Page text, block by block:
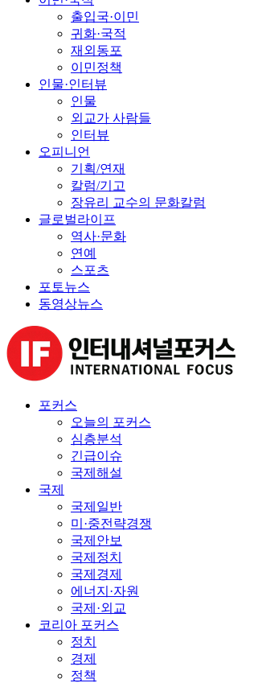
출입국·이민
귀화·국적
재외동포
이민정책
인물·인터뷰
인물
외교가 사람들
인터뷰
오피니언
기획/연재
칼럼/기고
장유리 교수의 문화칼럼
글로벌라이프
역사·문화
연예
스포츠
포토뉴스
동영상뉴스
포커스
오늘의 포커스
심층분석
긴급이슈
국제해설
국제
국제일반
미·중전략경쟁
국제안보
국제정치
국제경제
에너지·자원
국제·외교
코리아 포커스
정치
경제
정책